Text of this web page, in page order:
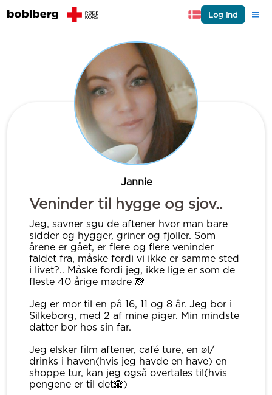
Log ind
Jannie
Veninder til hygge og sjov..
Jeg, savner sgu de aftener hvor man bare
sidder og hygger, griner og fjoller. Som
årene er gået, er flere og flere veninder
faldet fra, måske fordi vi ikke er samme sted
i livet?.. Måske fordi jeg, ikke lige er som de
fleste 40 årige mødre 🙈
Jeg er mor til en på 16, 11 og 8 år. Jeg bor i
Silkeborg, med 2 af mine piger. Min mindste
datter bor hos sin far.
Jeg elsker film aftener, café ture, en øl/
drinks i haven(hvis jeg havde en have) en
shoppe tur, kan jeg også overtales til(hvis
pengene er til det🙈)